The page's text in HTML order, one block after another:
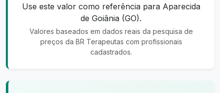
Use este valor como referência para Aparecida
de Goiânia (GO).
Valores baseados em dados reais da pesquisa de
preços da BR Terapeutas com profissionais
cadastrados.